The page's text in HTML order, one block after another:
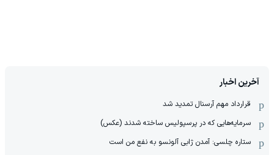
آخرین اخبار
قرارداد مهم آرسنال تمدید شد
سرمایه‌هایی که در پرسپولیس ساخته شدند (عکس)
ستاره چلسی: آمدن ژابی آلونسو به نفع من است